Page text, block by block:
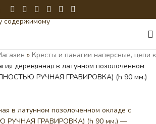
содержимому
» Кресты и панагии наперсные, цепи к
деревянная в латунном позолоченном
РУЧНАЯ ГРАВИРОВКА) (h 90 мм.)
увеличить